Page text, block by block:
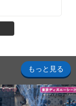
もっと見る